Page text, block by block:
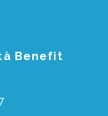
Benefit